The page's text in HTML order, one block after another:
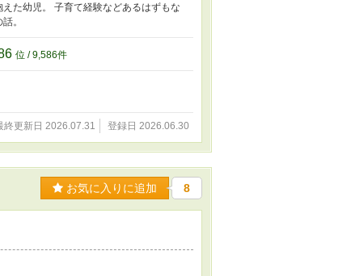
た幼児。 子育て経験などあるはずもな
。
位 / 9,586件
終更新日 2026.07.31 登録日 2026.06.30
お気に入りに追加 8